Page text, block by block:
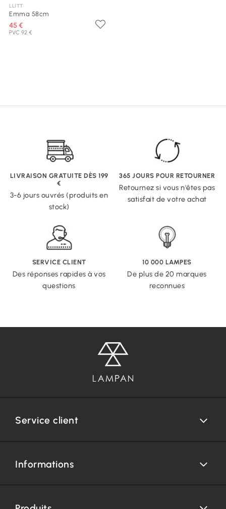
LLITT
Emma 58cm
45 €
PVC 92 €
LIVRAISON GRATUITE DÈS 199
€
3-6 jours ouvrés (produits en
stock)
365 JOURS POUR RETOURNER
Retournez si vous n'êtes pas
satisfait de votre achat
SERVICE CLIENT
Des réponses rapides à vos
questions
10 000 LAMPES
De plus de 20 marques
reconnues
Service client
Informations